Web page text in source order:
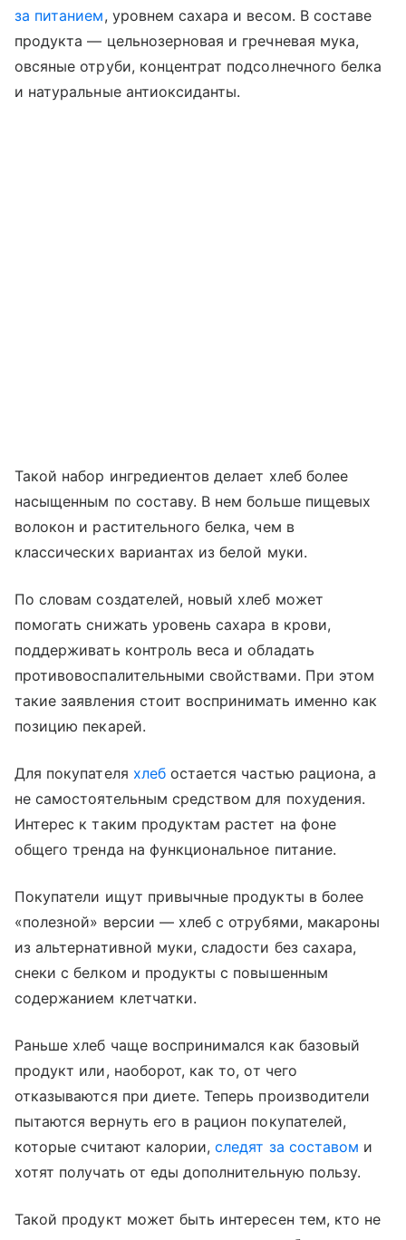
за питанием, уровнем сахара и весом. В составе
продукта — цельнозерновая и гречневая мука,
овсяные отруби, концентрат подсолнечного белка
и натуральные антиоксиданты.
Такой набор ингредиентов делает хлеб более
насыщенным по составу. В нем больше пищевых
волокон и растительного белка, чем в
классических вариантах из белой муки.
По словам создателей, новый хлеб может
помогать снижать уровень сахара в крови,
поддерживать контроль веса и обладать
противовоспалительными свойствами. При этом
такие заявления стоит воспринимать именно как
позицию пекарей.
Для покупателя хлебостается частью рациона, а
не самостоятельным средством для похудения.
Интерес к таким продуктам растет на фоне
общего тренда на функциональное питание.
Покупатели ищут привычные продукты в более
«полезной» версии — хлеб с отрубями, макароны
из альтернативной муки, сладости без сахара,
снеки с белком и продукты с повышенным
содержанием клетчатки.
Раньше хлеб чаще воспринимался как базовый
продукт или, наоборот, как то, от чего
отказываются при диете. Теперь производители
пытаются вернуть его в рацион покупателей,
которые считают калории,следят за составом и
хотят получать от еды дополнительную пользу.
Такой продукт может быть интересен тем, кто не